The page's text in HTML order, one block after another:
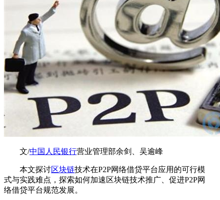
文/中国人民银行营业管理部余剑、吴逾峰
本文探讨区块链技术在P2P网络借贷平台应用的可行模
式与实践难点，探索如何加速区块链技术推广、促进P2P网
络借贷平台规范发展。